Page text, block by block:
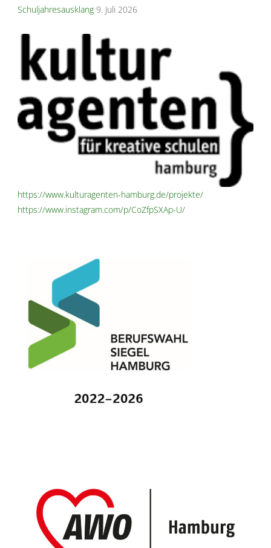
Schuljahresausklang 9. Juli 2026
https://www.kulturagenten-hamburg.de/projekte/
https://www.instagram.com/p/CoZfpSXAp-U/